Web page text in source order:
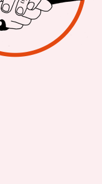
Grundversorger,
ohnehin oft teurer.
Mindestens
haben ihre